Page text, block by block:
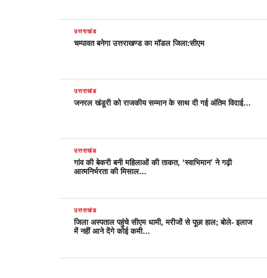
उत्तराखंड
चम्पावत बनेगा उत्तराखण्ड का मॉडल जिला:सीएम
उत्तराखंड
जनरल खंडूरी को राजकीय सम्मान के साथ दी गई अंतिम विदाई…
उत्तराखंड
गांव की बेकरी बनी महिलाओं की ताकत, ‘स्वाभिमान’ ने गढ़ी
आत्मनिर्भरता की मिसाल…
उत्तराखंड
जिला अस्पताल पहुंचे सीएम धामी, मरीजों से पूछा हाल; बोले- इलाज
में नहीं आने देंगे कोई कमी…